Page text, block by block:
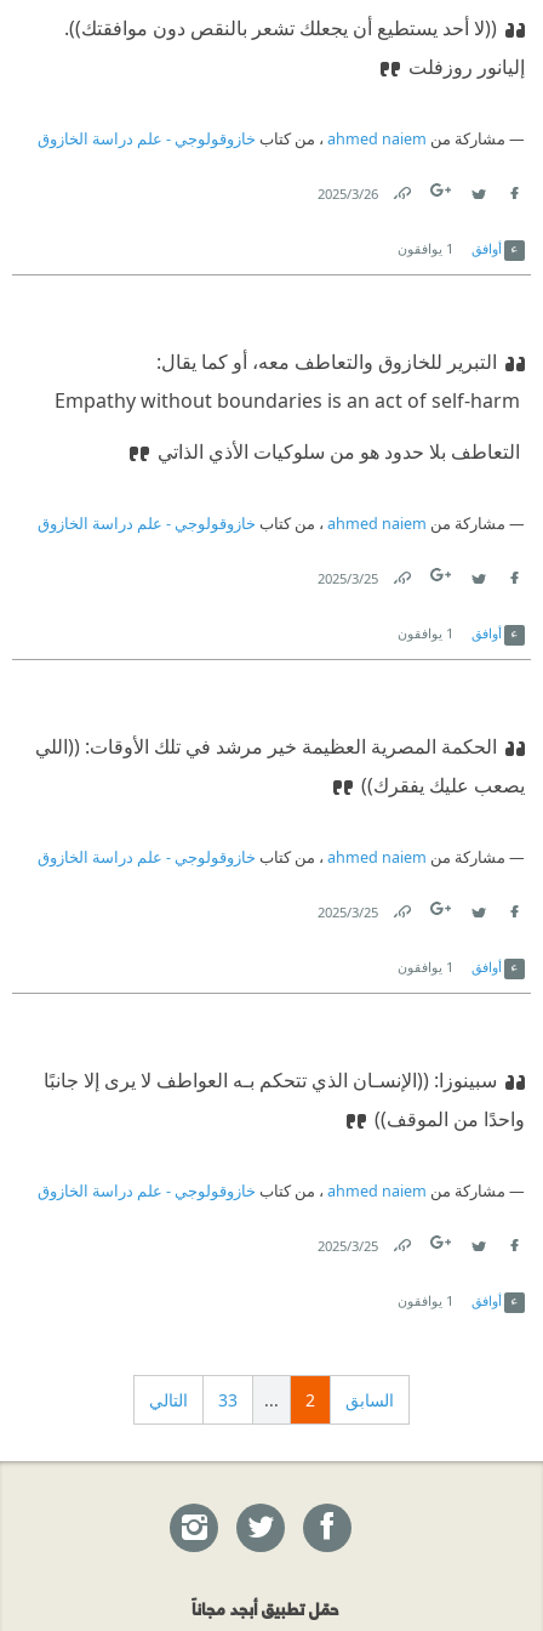
((لا أحد يستطيع أن يجعلك تشعر بالنقص دون موافقتك)).
إليانور روزفلت
مشاركة من ahmed naiem ، من كتاب خازوقولوجي - علم دراسة الخازوق
26‏/3‏/2025
أوافق 1 يوافقون
التبرير للخازوق والتعاطف معه، أو كما يقال:
‫ التعاطف بلا حدود هو من سلوكيات الأذي الذاتي
مشاركة من ahmed naiem ، من كتاب خازوقولوجي - علم دراسة الخازوق
25‏/3‏/2025
أوافق 1 يوافقون
الحكمة المصرية العظيمة خير مرشد في تلك الأوقات: ‫ ((اللي
يصعب عليك يفقرك))
مشاركة من ahmed naiem ، من كتاب خازوقولوجي - علم دراسة الخازوق
25‏/3‏/2025
أوافق 1 يوافقون
سبينوزا: ‫ ((الإنسـان الذي تتحكم بـه العواطف لا يرى إلا جانبًا
واحدًا من الموقف))
مشاركة من ahmed naiem ، من كتاب خازوقولوجي - علم دراسة الخازوق
25‏/3‏/2025
أوافق 1 يوافقون
السابق 2
...
33 التالي
حمّل تطبيق أبجد مجاناً